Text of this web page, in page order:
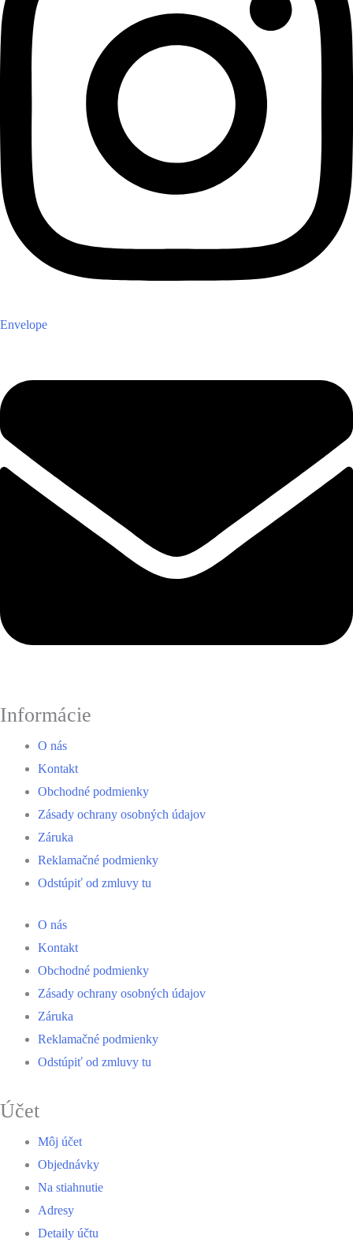
Envelope
Informácie
O nás
Kontakt
Obchodné podmienky
Zásady ochrany osobných údajov
Záruka
Reklamačné podmienky
Odstúpiť od zmluvy tu
O nás
Kontakt
Obchodné podmienky
Zásady ochrany osobných údajov
Záruka
Reklamačné podmienky
Odstúpiť od zmluvy tu
Účet
Môj účet
Objednávky
Na stiahnutie
Adresy
Detaily účtu